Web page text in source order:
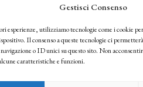
Gestisci Consenso
esperienze, utilizziamo tecnologie come i cookie
Il consenso a queste tecnologie ci
o ID unici su questo sito. Non
caratteristiche e funzioni.